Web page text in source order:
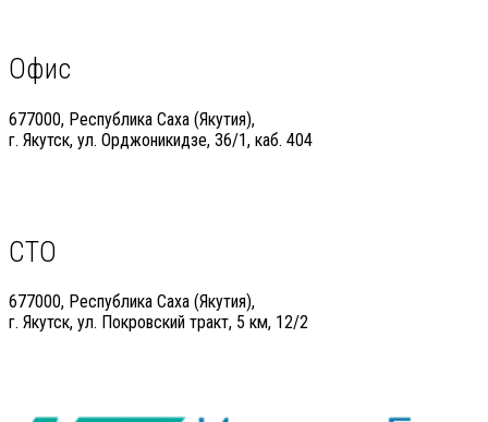
Офис
677000, Республика Саха (Якутия),
г. Якутск, ул. Орджоникидзе, 36/1, каб. 404
СТО
677000, Республика Саха (Якутия),
г. Якутск, ул. Покровский тракт, 5 км, 12/2